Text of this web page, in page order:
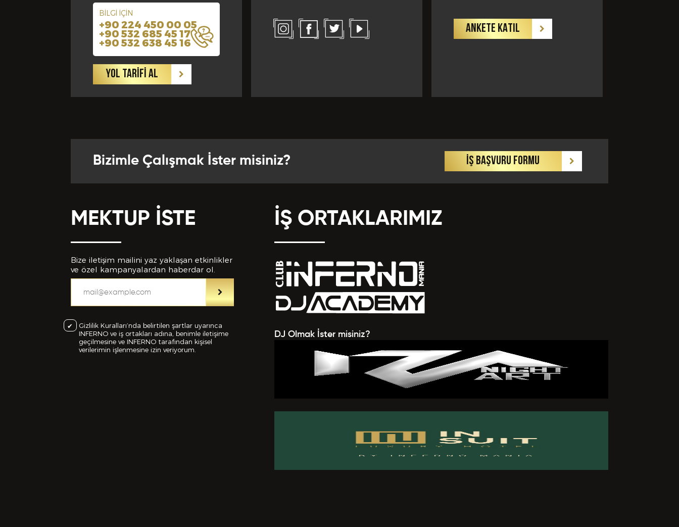
BİLGİ İÇİN
+90 224 450 00 05
+90 532 685 45 17
+90 532 638 45 16
YOL TARİFİ AL
ANKETE KATIL
Bizimle Çalışmak İster misiniz? İŞ BAŞVURU FORMU
MEKTUP İSTE
Bize iletişim mailini yaz yaklaşan etkinlikler
ve özel kampanyalardan haberdar ol.
Gizlilik Kuralları’nda belirtilen şartlar uyarınca
INFERNO ve iş ortakları adına, benimle iletişime
geçilmesine ve INFERNO tarafından kişisel
verilerimin işlenmesine izin veriyorum.
İŞ ORTAKLARIMIZ
DJ Olmak İster misiniz?
Yabancı Dil * Yabancı Dil Seviyesi *
Eklemek İstedikleriniz *
Bu Formda verilen bütün bilgilerin yanlışsız ve eksiksiz olarak tarafımdan
BAŞVURUMUGÖNDER
Bize Kaç Yıldız Verirdiniz?